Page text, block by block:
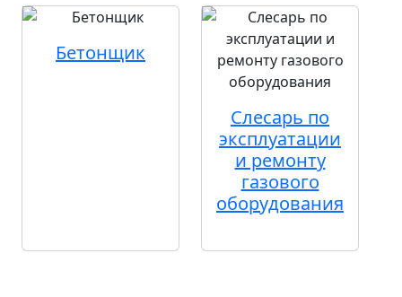
Бетонщик
Слесарь по
эксплуатации
и ремонту
газового
оборудования